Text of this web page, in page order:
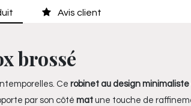
Avis client
brossé
Ce robinet au design
par son côté mat une touche de